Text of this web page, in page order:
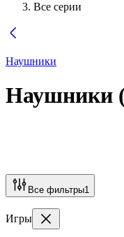
Все серии
Наушники
Наушники
Все фильтры1
Игры